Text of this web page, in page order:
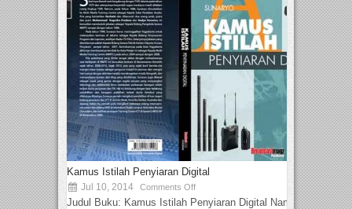
Kamus Istilah Penyiaran Digital
Jul 10, 2014 Comments Off
Judul Buku: Kamus Istilah Penyiaran Digital Nama